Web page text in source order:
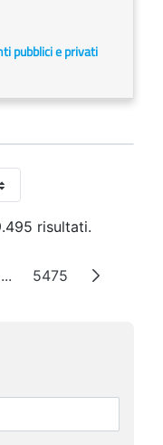
pubblici e privati
risultati.
...Pagine intermedie
Pagina
5475